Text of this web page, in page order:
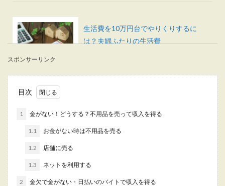
生活費を10万円台でやりくりするに
は？夫婦ふたりの生活費
い。お金の使い方を見直そう
が管理できない原因は生活習慣の乱れ、生活費や
スポンサーリンク
目次
1 金がない！どうする？不用品を売って収入を得る
1.1 お金がない時は不用品を売る
1.2 店舗に売る
1.3 ネットを利用する
2 金欠で金がない・日払いのバイトで収入を得る